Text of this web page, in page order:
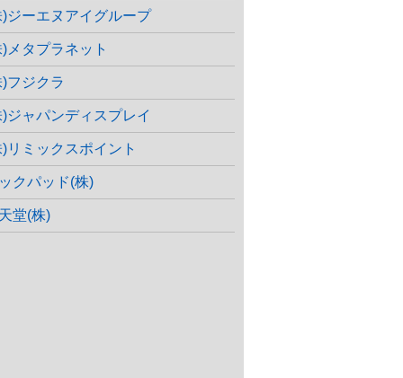
)ジーエヌアイグループ
メタプラネット
フジクラ
ジャパンディスプレイ
リミックスポイント
クパッド(株)
堂(株)